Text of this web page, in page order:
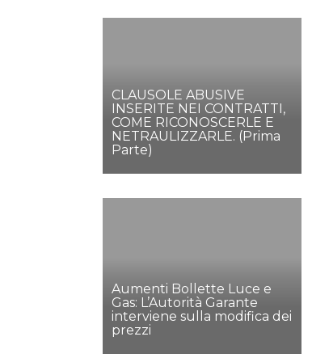
CLAUSOLE ABUSIVE
INSERITE NEI CONTRATTI,
COME RICONOSCERLE E
NETRAULIZZARLE. (Prima
Parte)
Aumenti Bollette Luce e
Gas: L’Autorità Garante
interviene sulla modifica dei
prezzi